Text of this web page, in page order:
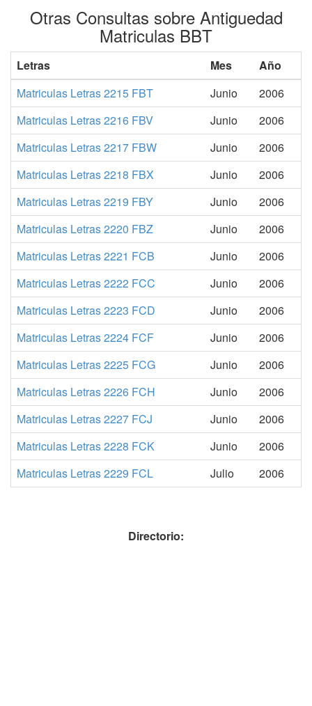
Otras Consultas sobre Antiguedad
Matriculas BBT
Letras Mes
Año
Matriculas Letras 2215 FBT
Junio
2006
Matriculas Letras 2216 FBV
Junio
2006
Matriculas Letras 2217 FBW
Junio
2006
Matriculas Letras 2218 FBX
Junio
2006
Matriculas Letras 2219 FBY
Junio
2006
Matriculas Letras 2220 FBZ
Junio
2006
Matriculas Letras 2221 FCB
Junio
2006
Matriculas Letras 2222 FCC
Junio
2006
Matriculas Letras 2223 FCD
Junio
2006
Matriculas Letras 2224 FCF
Junio
2006
Matriculas Letras 2225 FCG
Junio
2006
Matriculas Letras 2226 FCH
Junio
2006
Matriculas Letras 2227 FCJ
Junio
2006
Matriculas Letras 2228 FCK
Junio
2006
Matriculas Letras 2229 FCL
Julio 2006
Directorio: